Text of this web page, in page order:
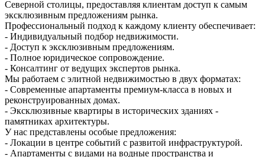
Северной столицы, предоставляя клиентам доступ к самым
эксклюзивным предложениям рынка.
Профессиональный подход к каждому клиенту обеспечивает:
- Индивидуальный подбор недвижимости.
- Доступ к эксклюзивным предложениям.
- Полное юридическое сопровождение.
- Консалтинг от ведущих экспертов рынка.
Мы работаем с элитной недвижимостью в двух форматах:
- Современные апартаменты премиум-класса в новых и
реконструированных домах.
- Эксклюзивные квартиры в исторических зданиях -
памятниках архитектуры.
У нас представлены особые предложения:
- Локации в центре событий с развитой инфраструктурой.
- Апартаменты с видами на водные пространства и